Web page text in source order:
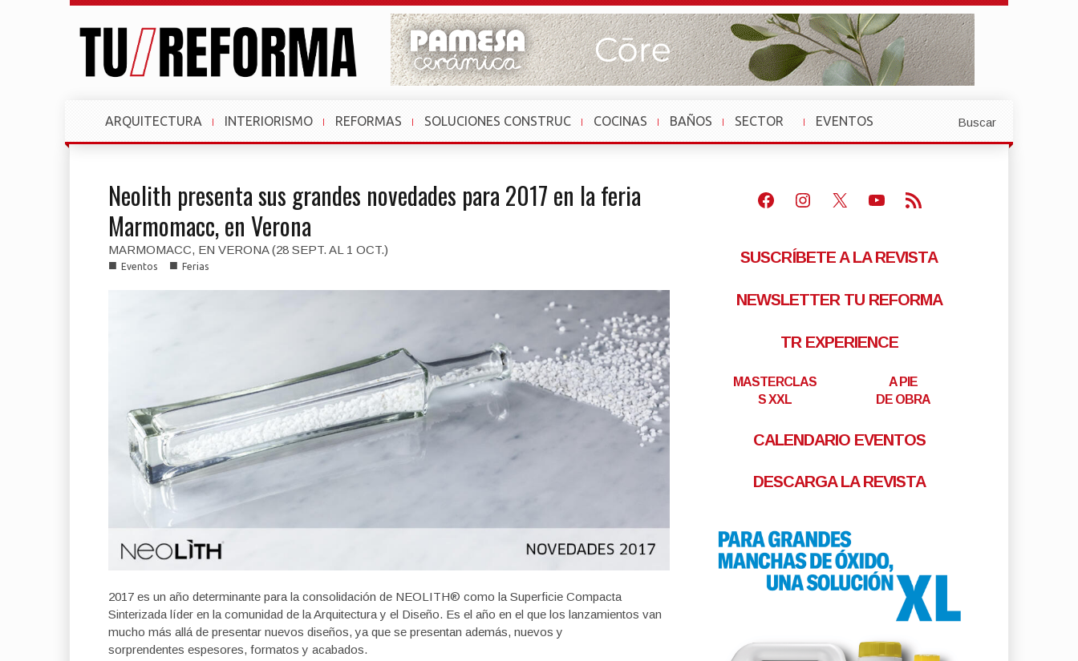
ARQUITECTURA INTERIORISMO REFORMAS SOLUCIONES CONSTRUC COCINAS BAÑOS
SECTOR
»
EVENTOS
»
Buscar
Neolith presenta sus grandes novedades para 2017 en la feria
Marmomacc, en Verona
MARMOMACC, EN VERONA (28 SEPT. AL 1 OCT.)
■ Eventos ■ Ferias
2017 es un año determinante para la consolidación de NEOLITH® como la Superficie Compacta
Sinterizada líder en la comunidad de la Arquitectura y el Diseño. Es el año en el que los lanzamientos van
mucho más allá de presentar nuevos diseños, ya que se presentan además, nuevos y
sorprendentes espesores, formatos y acabados.
Facebook
Instagram
X Youtube
Feed RSS
SUSCRÍBETE A LA REVISTA
NEWSLETTER TU REFORMA
TR EXPERIENCE
MASTERCLAS
S XXL
A PIE
DE OBRA
CALENDARIO EVENTOS
DESCARGA LA REVISTA